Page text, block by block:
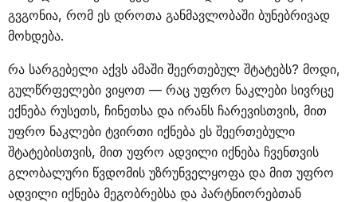
გვგონია, რომ ეს დროთა განმავლობაში ბუნებრივად
მოხდება.
რა სარგებელი აქვს ამაში შეერთებულ შტატებს? მოდი,
გულწრფელები ვიყოთ — რაც უფრო ნაკლები სივრცე
ექნება რუსეთს, ჩინეთსა და ირანს ჩარევისთვის, მით
უფრო ნაკლები ტვირთი იქნება ეს შეერთებული
შტატებისთვის, მით უფრო ადვილი იქნება ჩვენთვის
გლობალური წვდომის უზრუნველყოფა და მით უფრო
ადვილი იქნება მეგობრებსა და პარტნიორებთან